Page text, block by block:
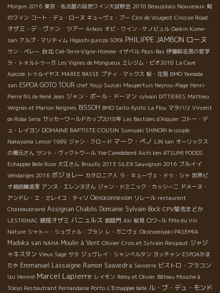
Morgon 2016 東京・名古屋の自然ワイン大試飲会 2018 Beaujolais Nouveaux 剣
のワイン コート・デュ・ローヌ キューヴェ・ブー Clos de Vougeot Crosse Road
オザミ・デ・ヴァン ツアー Arbois オビ・ワイン・ケノビュル Daikin Kume-
san アルプ・マリティム Higashi guinza SOYA PHILIPPE JAMBON ローヌ
サン・ペレー 台北 Ciel-Terre-Vigne-Homme イザベル Pays-Bas 伊藤與志男の哲学
ラ・トォルトゥーガ Les Vignes de Mongueux ミレジム・ビオ2018 La Cave
Apicole トゥルイヤス MAREE BASSE プティ・マックス 桜・花見 BMO Yamada
san ESPOA GOTO TOUR chef Youji Suzuki Maupertuis Neyrou-Plage Henri-
Pierre fils de René Jean ジャン・ポール・ドーマン sylvain DITTIERES Mathieu
Vergnes et Marion Kergines BISSOH BMO Saito Kyoto La Flou マタハリ Vincent
de Roba Seria サッカーワールドカップ2018年 Les Bastides d'Alquier コトー・デ
ュ・レイヨン DOMAINE BAPTISTE COUSIN Sumiyaki SHINORI le couple
Nakayama Lenoir 1989 ジャン・クロード マーク・ペノ LIN san オーリックス
の橋元さん サント・ヴィクトワール Yve Camdebord Aichi ken ATSUMI FOODS
Echappée Belle Rose 大江さん Brouilly 2013 SILEX Sauvignon 2016 ブルイイ
Vendanges 2016 ボジョレー カタロニア人 ラ・キューヴェ・ドゥ・シャ 世界ビ
オ栽培醸造家 アンヌ・エレンヌさん ジャン・ドミニック・カッシーニ ドメーヌ・
アンドレ・エ・ミレイユ・ティソ Oenoconnexion リレール restaurent
Chateaubriand Assignan Chablis Domaine Sylvain Bock CPV菊池まどか
LESTIGNAC 銀座オザミ バニュルス 凱旋門 Aki 桜見 ロワ−ル Fête du Vin
Nature シャトー・シュヴァル・ブラン レ・ガニヴェ Okonomiyaki PASEMIA
Madoka san NAHA Moulin à Vent Olivier Cros et Sylvain Respaut ジャジ
ャキスタン Vieux Sage サラ ジュヴレイ・シャンベルタン ヨッチャン ESPOAかま
たや Emmanuel Lassaigne Ramon Saavedra Sancerre ビストロ・フラコン
Izu Henind Marcel Lapierre レイモン Rémy et Olivier Bâteau Mouche à
Tokyo Restautrant Fernandaise Porto L'Echappee belle ル・ブ・デュ・モンド